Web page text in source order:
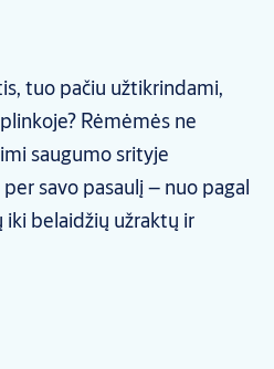
tuo pačiu užtikrindami,
Rėmėmės ne
saugumo srityje
savo pasaulį – nuo pagal
belaidžių užraktų ir